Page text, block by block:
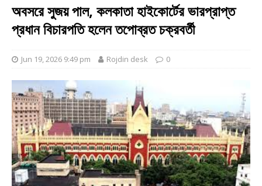
অবসরে সুজয় পাল, কলকাতা হাইকোর্টের ভারপ্রাপ্ত
প্রধান বিচারপতি হলেন তপোব্রত চক্রবর্তী
Jun 19, 2026 9:49 pm Rojdin desk 0